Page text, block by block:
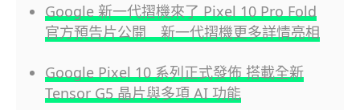
Google 新一代摺機來了 Pixel 10 Pro Fold
官方預告片公開 新一代摺機更多詳情亮相
Google Pixel 10 系列正式發佈 搭載全新
Tensor G5 晶片與多項 AI 功能